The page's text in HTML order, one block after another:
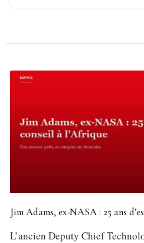
Jim Adams, ex-NASA : 25 ans
L’ancien Deputy Chief